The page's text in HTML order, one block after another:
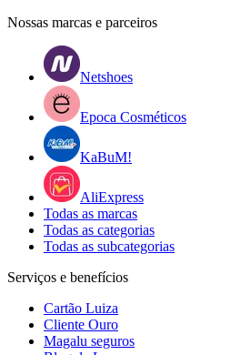
Nossas marcas e parceiros
Netshoes
Epoca Cosméticos
KaBuM!
AliExpress
Todas as marcas
Todas as categorias
Todas as subcategorias
Serviços e benefícios
Cartão Luiza
Cliente Ouro
Magalu seguros